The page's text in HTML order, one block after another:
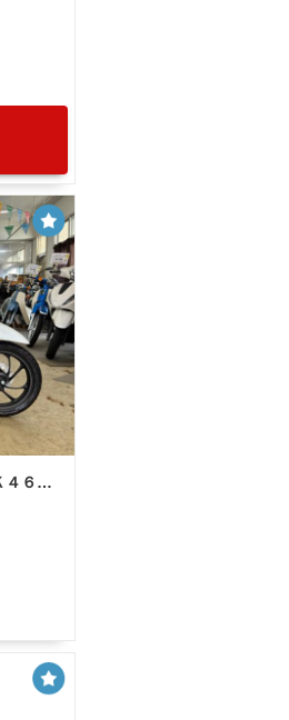
ホンダ Ｄｉｏ１１０ Ｌｉｔｅ ＪＫ４６型 新基準原付・原付免許運転可